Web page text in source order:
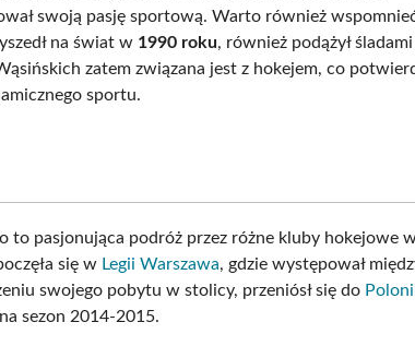
swoją pasję sportową. Warto również
na świat w 1990 roku, również podążył
zatem związana jest z hokejem, co
sportu.
to pasjonująca podróż przez różne kluby hokejowe
się w Legii Warszawa, gdzie występował
swojego pobytu w stolicy, przeniósł się do
sezon 2014-2015.